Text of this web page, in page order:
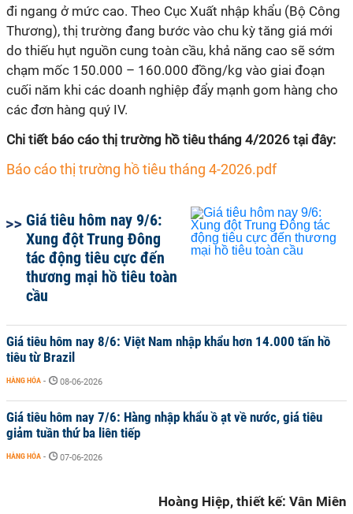
đi ngang ở mức cao. Theo Cục Xuất nhập khẩu (Bộ Công
Thương), thị trường đang bước vào chu kỳ tăng giá mới
do thiếu hụt nguồn cung toàn cầu, khả năng cao sẽ sớm
chạm mốc 150.000 – 160.000 đồng/kg vào giai đoạn
cuối năm khi các doanh nghiệp đẩy mạnh gom hàng cho
các đơn hàng quý IV.
Chi tiết báo cáo thị trường hồ tiêu tháng 4/2026 tại đây:
Báo cáo thị trường hồ tiêu tháng 4-2026.pdf
Giá tiêu hôm nay 9/6:
Xung đột Trung Đông
tác động tiêu cực đến
thương mại hồ tiêu toàn
cầu
Giá tiêu hôm nay 8/6: Việt Nam nhập khẩu hơn 14.000 tấn hồ
tiêu từ Brazil
HÀNG HÓA - 08-06-2026
Giá tiêu hôm nay 7/6: Hàng nhập khẩu ồ ạt về nước, giá tiêu
giảm tuần thứ ba liên tiếp
HÀNG HÓA - 07-06-2026
Hoàng Hiệp, thiết kế: Vân Miên